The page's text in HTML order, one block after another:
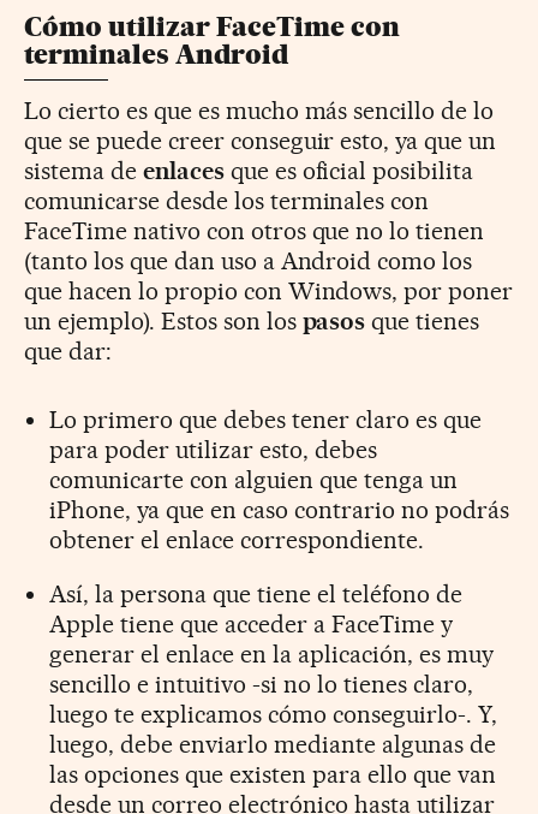
Cómo utilizar FaceTime con
terminales Android
Lo cierto es que es mucho más sencillo de lo
que se puede creer conseguir esto, ya que un
sistema de enlacesque es oficial posibilita
comunicarse desde los terminales con
FaceTime nativo con otros que no lo tienen
(tanto los que dan uso a Android como los
que hacen lo propio con Windows, por poner
un ejemplo). Estos son los pasos que tienes
que dar:
Lo primero que debes tener claro es que
para poder utilizar esto, debes
comunicarte con alguien que tenga un
iPhone, ya que en caso contrario no podrás
obtener el enlace correspondiente.
Así, la persona que tiene el teléfono de
Apple tiene que acceder a FaceTime y
generar el enlace en la aplicación, es muy
sencillo e intuitivo -si no lo tienes claro,
luego te explicamos cómo conseguirlo-. Y,
luego, debe enviarlo mediante algunas de
las opciones que existen para ello que van
desde un correo electrónico hasta utilizar